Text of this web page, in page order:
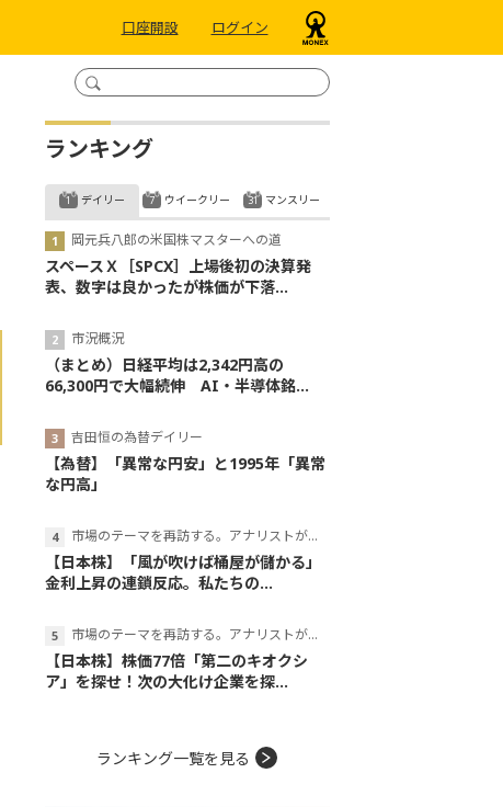
口座開設 ログイン
ランキング
デイリー
岡元兵八郎の米国株マスターへの道
スペースＸ［SPCX］上場後初の決算発
表、数字は良かったが株価が下落...
市況概況
（まとめ）日経平均は2,342円高の
66,300円で大幅続伸 AI・半導体銘...
吉田恒の為替デイリー
【為替】「異常な円安」と1995年「異常
な円高」
市場のテーマを再訪する。アナリストが読み解くテーマの本質
【日本株】「風が吹けば桶屋が儲かる」
金利上昇の連鎖反応。私たちの...
市場のテーマを再訪する。アナリストが読み解くテーマの本質
【日本株】株価77倍「第二のキオクシ
ア」を探せ！次の大化け企業を探...
ウイークリー マンスリー
ランキング一覧を見る